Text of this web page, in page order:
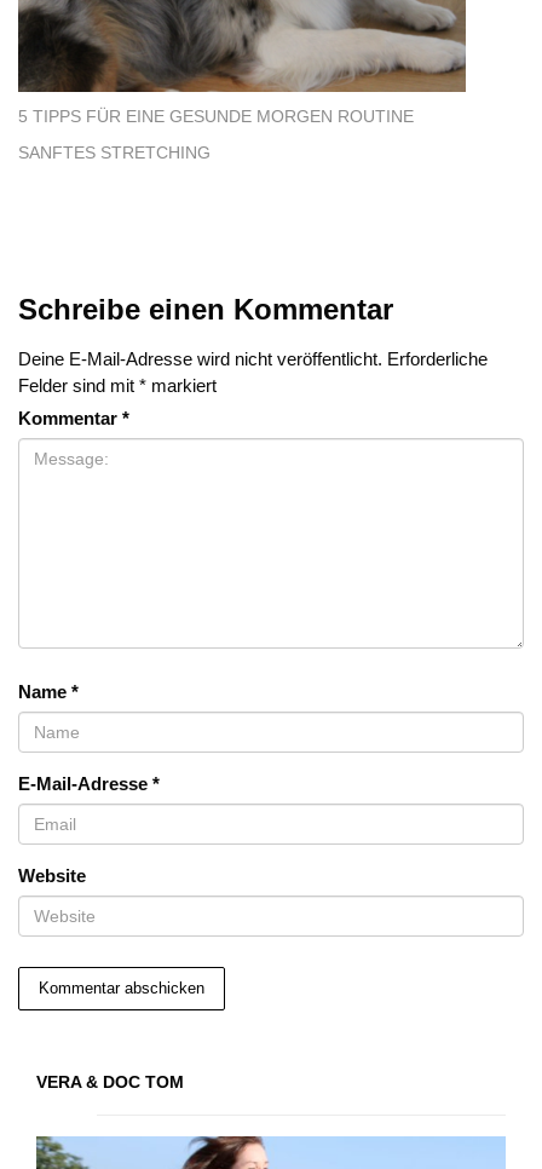
5 TIPPS FÜR EINE GESUNDE MORGEN ROUTINE
SANFTES STRETCHING
Schreibe einen Kommentar
Deine E-Mail-Adresse wird nicht veröffentlicht. Erforderliche
Felder sind mit * markiert
Kommentar *
Name *
E-Mail-Adresse *
Website
VERA & DOC TOM